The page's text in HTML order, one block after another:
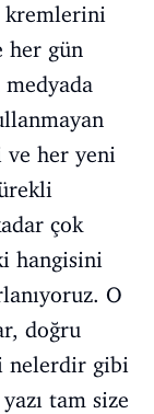
kremlerini
her gün
ve her yeni
çok
hangisini
O
doğru
nelerdir gibi
tam size